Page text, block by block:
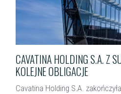
CAVATINA HOLDING S.A. Z
KOLEJNE OBLIGACJE
Cavatina Holding S.A.